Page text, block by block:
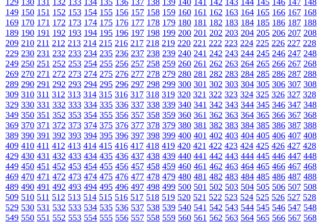
129 130 131 132 133 134 135 136 137 138 139 140 141 142 143 144 145 146 147 148
149 150 151 152 153 154 155 156 157 158 159 160 161 162 163 164 165 166 167 168
169 170 171 172 173 174 175 176 177 178 179 180 181 182 183 184 185 186 187 188
189 190 191 192 193 194 195 196 197 198 199 200 201 202 203 204 205 206 207 208
209 210 211 212 213 214 215 216 217 218 219 220 221 222 223 224 225 226 227 228
229 230 231 232 233 234 235 236 237 238 239 240 241 242 243 244 245 246 247 248
249 250 251 252 253 254 255 256 257 258 259 260 261 262 263 264 265 266 267 268
269 270 271 272 273 274 275 276 277 278 279 280 281 282 283 284 285 286 287 288
289 290 291 292 293 294 295 296 297 298 299 300 301 302 303 304 305 306 307 308
309 310 311 312 313 314 315 316 317 318 319 320 321 322 323 324 325 326 327 328
329 330 331 332 333 334 335 336 337 338 339 340 341 342 343 344 345 346 347 348
349 350 351 352 353 354 355 356 357 358 359 360 361 362 363 364 365 366 367 368
369 370 371 372 373 374 375 376 377 378 379 380 381 382 383 384 385 386 387 388
389 390 391 392 393 394 395 396 397 398 399 400 401 402 403 404 405 406 407 408
409 410 411 412 413 414 415 416 417 418 419 420 421 422 423 424 425 426 427 428
429 430 431 432 433 434 435 436 437 438 439 440 441 442 443 444 445 446 447 448
449 450 451 452 453 454 455 456 457 458 459 460 461 462 463 464 465 466 467 468
469 470 471 472 473 474 475 476 477 478 479 480 481 482 483 484 485 486 487 488
489 490 491 492 493 494 495 496 497 498 499 500 501 502 503 504 505 506 507 508
509 510 511 512 513 514 515 516 517 518 519 520 521 522 523 524 525 526 527 528
529 530 531 532 533 534 535 536 537 538 539 540 541 542 543 544 545 546 547 548
549 550 551 552 553 554 555 556 557 558 559 560 561 562 563 564 565 566 567 568